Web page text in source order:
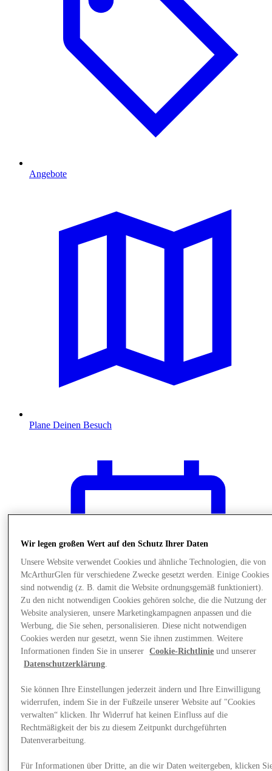
Angebote
Plane Deinen Besuch
Wir legen großen Wert auf den Schutz Ihrer Daten
Unsere Website verwendet Cookies und ähnliche Technologien, die von
McArthurGlen für verschiedene Zwecke gesetzt werden. Einige Cookies
sind notwendig (z. B. damit die Website ordnungsgemäß funktioniert).
Zu den nicht notwendigen Cookies gehören solche, die die Nutzung der
Website analysieren, unsere Marketingkampagnen anpassen und die
Werbung, die Sie sehen, personalisieren. Diese nicht notwendigen
Cookies werden nur gesetzt, wenn Sie ihnen zustimmen. Weitere
Informationen finden Sie in unserer
Cookie-Richtlinie und unserer
Datenschutzerklärung.
Sie können Ihre Einstellungen jederzeit ändern und Ihre Einwilligung
widerrufen, indem Sie in der Fußzeile unserer Website auf "Cookies
verwalten“ klicken. Ihr Widerruf hat keinen Einfluss auf die
Rechtmäßigkeit der bis zu diesem Zeitpunkt durchgeführten
Datenverarbeitung.
Für Informationen über Dritte, an die wir Daten weitergeben, klicken